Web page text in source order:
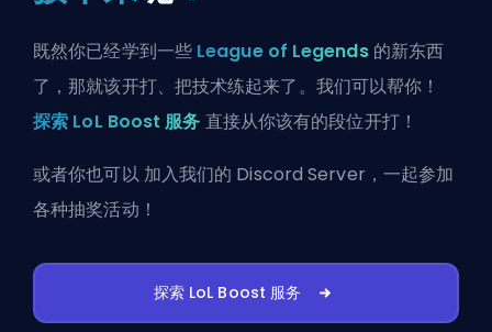
既然你已经学到一些 League of Legends的新东西
了，那就该开打、把技术练起来了。我们可以帮你！
探索 LoL Boost 服务 直接从你该有的段位开打！
或者你也可以 加入我们的 Discord Server ，一起参加
各种抽奖活动！
探索 LoL Boost 服务